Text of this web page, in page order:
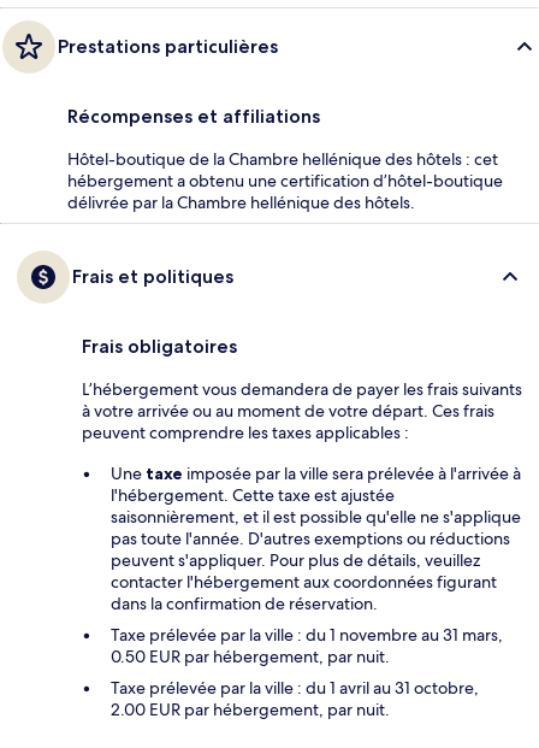
Prestations particulières
Récompenses et affiliations
Hôtel-boutique de la Chambre hellénique des hôtels : cet
hébergement a obtenu une certification d’hôtel-boutique
délivrée par la Chambre hellénique des hôtels.
Frais et politiques
Frais obligatoires
L’hébergement vous demandera de payer les frais suivants
à votre arrivée ou au moment de votre départ. Ces frais
peuvent comprendre les taxes applicables :
Une taxe imposée par la ville sera prélevée à l'arrivée à
l'hébergement. Cette taxe est ajustée
saisonnièrement, et il est possible qu'elle ne s'applique
pas toute l'année. D'autres exemptions ou réductions
peuvent s'appliquer. Pour plus de détails, veuillez
contacter l'hébergement aux coordonnées figurant
dans la confirmation de réservation.
Taxe prélevée par la ville : du 1 novembre au 31 mars,
0.50 EUR par hébergement, par nuit.
Taxe prélevée par la ville : du 1 avril au 31 octobre,
2.00 EUR par hébergement, par nuit.